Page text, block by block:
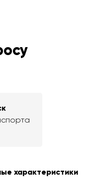
характеристики